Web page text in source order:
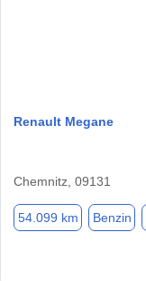
Renault Megane
Chemnitz, 09131
54.099 km Benzin